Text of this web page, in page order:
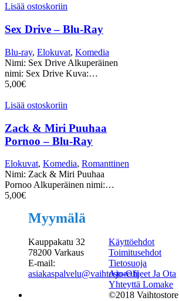
Lisää ostoskoriin
Sex Drive – Blu-Ray
Blu-ray, Elokuvat, Komedia
Nimi: Sex Drive Alkuperäinen
nimi: Sex Drive Kuva:…
5,00€
Lisää ostoskoriin
Zack & Miri Puuhaa
Pornoo – Blu-Ray
Elokuvat, Komedia, Romanttinen
Nimi: Zack & Miri Puuhaa
Pornoo Alkuperäinen nimi:…
5,00€
Myymälä
Kauppakatu 32
78200 Varkaus
E-mail:
asiakaspalvelu@vaihtostore.fi
Käyttöehdot
Toimitusehdot
Tietosuoja
Ajo-Ohjeet Ja Ota
Yhteyttä Lomake
©2018 Vaihtostore